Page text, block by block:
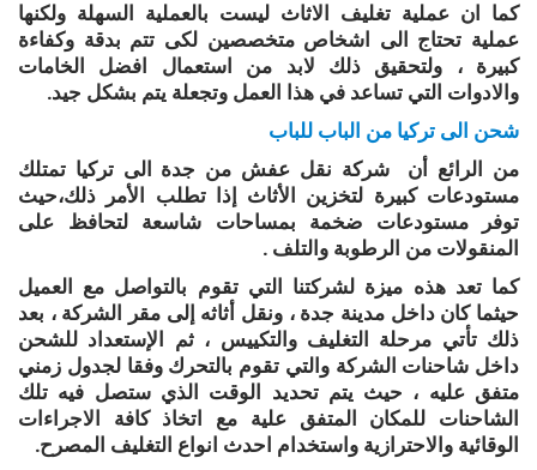
كما ان عملية تغليف الاثاث ليست بالعملية السهلة ولكنها
عملية تحتاج الى اشخاص متخصصين لكى تتم بدقة وكفاءة
كبيرة ، ولتحقيق ذلك لابد من استعمال افضل الخامات
والادوات التي تساعد في هذا العمل وتجعلة يتم بشكل جيد.
شحن الى تركيا من الباب للباب
من الرائع أن شركة نقل عفش من جدة الى تركيا تمتلك
مستودعات كبيرة لتخزين الأثاث إذا تطلب الأمر ذلك،حيث
توفر مستودعات ضخمة بمساحات شاسعة لتحافظ على
المنقولات من الرطوبة والتلف .
كما تعد هذه ميزة لشركتنا التي تقوم بالتواصل مع العميل
حيثما كان داخل مدينة جدة ، ونقل أثاثه إلى مقر الشركة ، بعد
ذلك تأتي مرحلة التغليف والتكييس ، ثم الإستعداد للشحن
داخل شاحنات الشركة والتي تقوم بالتحرك وفقا لجدول زمني
متفق عليه ، حيث يتم تحديد الوقت الذي ستصل فيه تلك
الشاحنات للمكان المتفق علية مع اتخاذ كافة الاجراءات
الوقائية والاحترازية واستخدام احدث انواع التغليف المصرح.